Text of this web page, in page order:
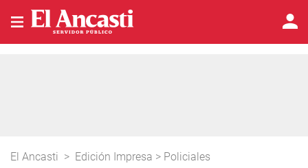
El Ancasti > Edición Impresa > Policiales